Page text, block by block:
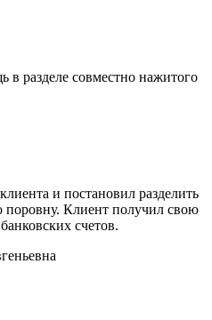
в разделе совместно нажитого
и постановил разделить
поровну. Клиент получил свою
счетов.